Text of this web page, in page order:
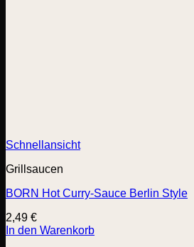
Schnellansicht
Grillsaucen
BORN Hot Curry-Sauce Berlin Style
2,49 €
In den Warenkorb